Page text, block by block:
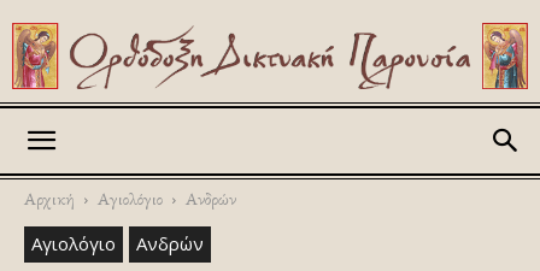
Αρχική Αγιολόγιο Ανδρών
Αγιολόγιο Ανδρών